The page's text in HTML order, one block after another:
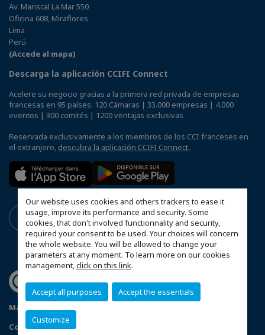
Our website uses cookies and others trackers to ease it
usage, improve its performance and security. Some
cookies, that don't involved functionnality and security,
required your consent to be used. Your choices will concern
the whole website. You will be allowed to change your
parameters at any moment. To learn more on our cookies
management,click on this link.
Accept all purposes Accept the essentials
Customize
Av. Mariscal La Mar 550
Oficina 608, Miraflores
Lima
Perú
(Accede al mapa)
Descarga la aplicación CCIFI Connect
Acelere su negocio gracias a la primera red privada de empresas
francesas en 95 países: 120 Cámaras | 33.000 empresas | 4.000
eventos | 300 comités | 1200 ventajas exclusivas
Reservada exclusivamente a los miembros de los CCI franceses en
el extranjero, descubra la aplicación CCIFI Connect..
Mapa del sitio
Configure sus preferencias de cookies